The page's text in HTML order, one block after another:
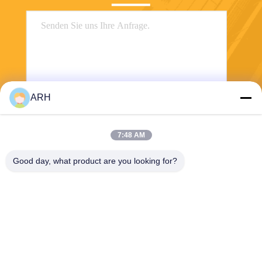
ARH
7:48 AM
Good day, what product are you looking for?